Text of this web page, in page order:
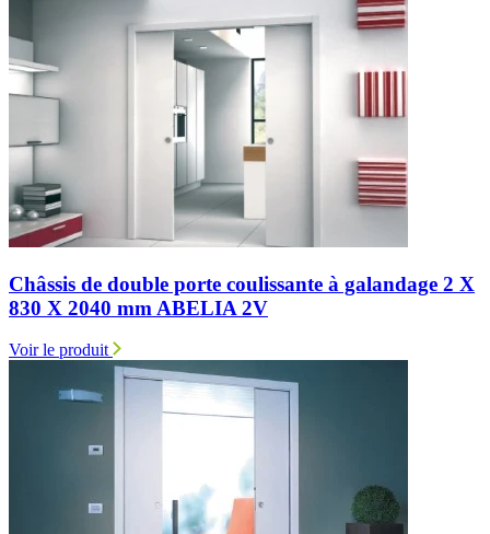
Châssis de double porte coulissante à galandage 2 X
830 X 2040 mm ABELIA 2V
Voir le produit